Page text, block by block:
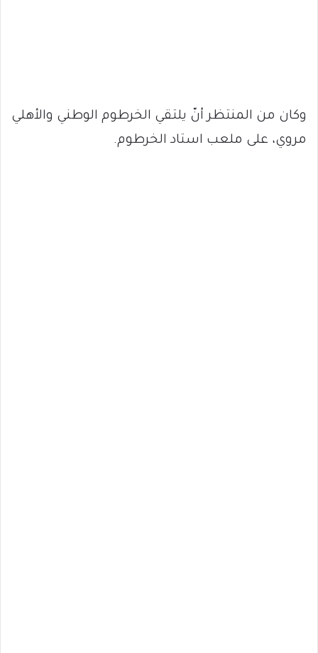
وكان من المنتظر أنّ يلتقي الخرطوم الوطني والأهلي
مروي، على ملعب استاد الخرطوم.